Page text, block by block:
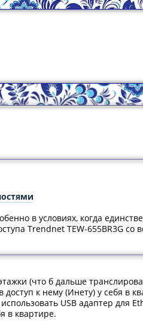
в условиях, когда
Trendnet TEW-655BR3G со
(что б дальше
к нему (Инету) у себя в
USB адаптер для
в квартире.